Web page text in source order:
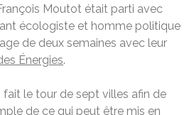
Moutot était parti avec
écologiste et homme politique
de deux semaines avec leur
Énergies.
fait le tour de sept villes afin de
de ce qui peut être mis en